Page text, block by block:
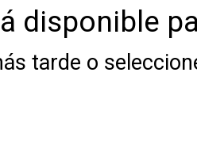
disponible
tarde o